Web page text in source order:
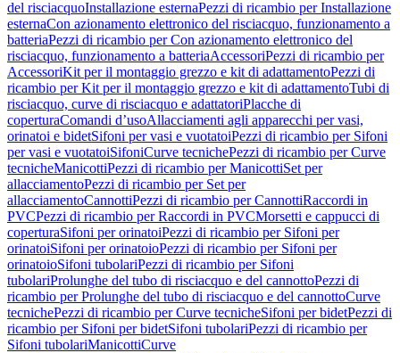
del risciacquoInstallazione esternaPezzi di ricambio per Installazione
esternaCon azionamento elettronico del risciacquo, funzionamento a
batteriaPezzi di ricambio per Con azionamento elettronico del
risciacquo, funzionamento a batteriaAccessoriPezzi di ricambio per
AccessoriKit per il montaggio grezzo e kit di adattamentoPezzi di
ricambio per Kit per il montaggio grezzo e kit di adattamentoTubi di
risciacquo, curve di risciacquo e adattatoriPlacche di
coperturaComandi d’usoAllacciamenti agli apparecchi per vasi,
orinatoi e bidetSifoni per vasi e vuotatoiPezzi di ricambio per Sifoni
per vasi e vuotatoiSifoniCurve tecnichePezzi di ricambio per Curve
tecnicheManicottiPezzi di ricambio per ManicottiSet per
allacciamentoPezzi di ricambio per Set per
allacciamentoCannottiPezzi di ricambio per CannottiRaccordi in
PVCPezzi di ricambio per Raccordi in PVCMorsetti e cappucci di
coperturaSifoni per orinatoiPezzi di ricambio per Sifoni per
orinatoiSifoni per orinatoioPezzi di ricambio per Sifoni per
orinatoioSifoni tubolariPezzi di ricambio per Sifoni
tubolariProlunghe del tubo di risciacquo e del cannottoPezzi di
ricambio per Prolunghe del tubo di risciacquo e del cannottoCurve
tecnichePezzi di ricambio per Curve tecnicheSifoni per bidetPezzi di
ricambio per Sifoni per bidetSifoni tubolariPezzi di ricambio per
Sifoni tubolariManicottiCurve